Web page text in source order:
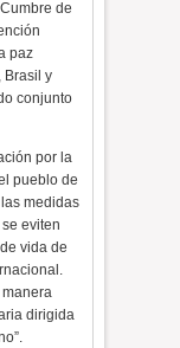
de
paz
Brasil y
conjunto
por la
pueblo de
medidas
eviten
vida de
manera
dirigida